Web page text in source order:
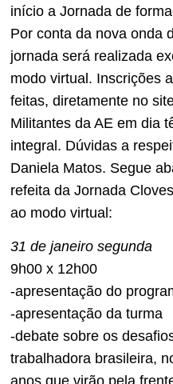
início a Jornada de
Por conta da nova onda
jornada será realizada
modo virtual. Inscrições
feitas, diretamente no
Militantes da AE em dia
integral. Dúvidas a
Daniela Matos. Segue
refeita da Jornada
ao modo virtual:
31 de janeiro segunda
9h00 x 12h00
-apresentação do
-apresentação da turma
-debate sobre os
trabalhadora brasileira,